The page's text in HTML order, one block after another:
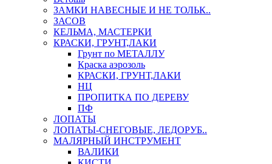
ЗАМКИ НАВЕСНЫЕ И НЕ ТОЛЬК..
ЗАСОВ
КЕЛЬМА, МАСТЕРКИ
КРАСКИ, ГРУНТ,ЛАКИ
Грунт по МЕТАЛЛУ
Краска аэрозоль
КРАСКИ, ГРУНТ,ЛАКИ
НЦ
ПРОПИТКА ПО ДЕРЕВУ
ПФ
ЛОПАТЫ
ЛОПАТЫ-СНЕГОВЫЕ, ЛЕДОРУБ..
МАЛЯРНЫЙ ИНСТРУМЕНТ
ВАЛИКИ